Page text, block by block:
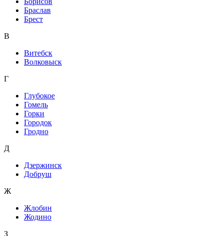
Браслав
Брест
В
Витебск
Волковыск
Г
Глубокое
Гомель
Горки
Городок
Гродно
Д
Дзержинск
Добруш
Ж
Жлобин
Жодино
З